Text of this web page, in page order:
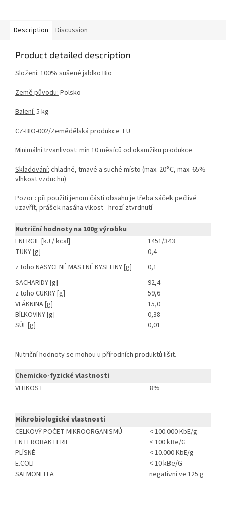
Description Discussion
Product detailed description
Složení:100% sušené jablko Bio
Země původu:Polsko
Balení:5 kg
CZ-BIO-002/Zemědělská produkce EU
Minimální trvanlivost: min 10 měsíců od okamžiku produkce
Skladování:chladné, tmavé a suché místo (max. 20°C, max. 65%
vlhkost vzduchu)
Pozor : při použití jenom části obsahu je třeba sáček pečlivé
uzavřít, prášek nasáha vlkost - hrozí ztvrdnutí
Nutriční hodnoty na 100g výrobku
ENERGIE [kJ / kcal]
1451/343
TUKY [g]
0,4
z toho NASYCENÉ MASTNÉ KYSELINY [g]
0,1
SACHARIDY [g]
92,4
z toho CUKRY [g]
59,6
VLÁKNINA [g]
15,0
BÍLKOVINY [g]
0,38
SŮL [g]
0,01
Nutriční hodnoty se mohou u přírodních produktů lišit.
Chemicko-fyzické vlastnosti
VLHKOST
8%
Mikrobiologické vlastnosti
CELKOVÝ POČET MIKROORGANISMŮ
< 100.000 KbE/g
ENTEROBAKTERIE
< 100 kBe/G
PLÍSNĚ
< 10.000 KbE/g
E.COLI
< 10 kBe/G
SALMONELLA
negativní ve 125 g